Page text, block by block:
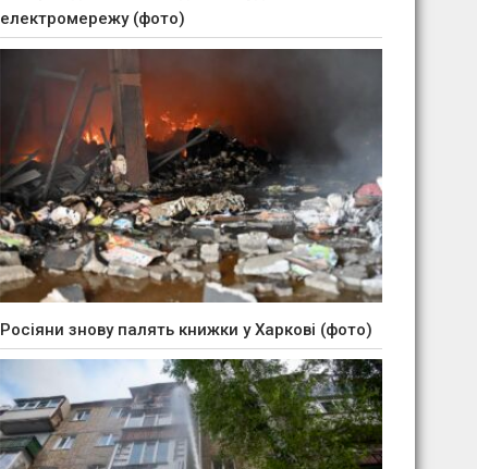
електромережу (фото)
Росіяни знову палять книжки у Харкові (фото)